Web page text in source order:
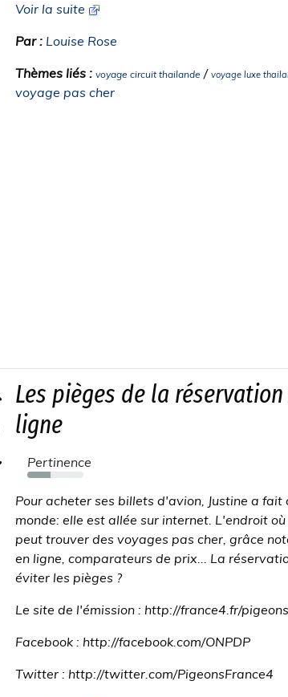
Voir la suite
Par : Louise Rose
Thèmes liés : voyage circuit thailande / voyage luxe
voyage pas cher
Les pièges de la
ligne
Pertinence
41%
Pour acheter ses billets d'avion, Justine a fait
monde: elle est allée sur internet. L'endroit
peut trouver des voyages pas cher, grâce
en ligne, comparateurs de prix... La
éviter les pièges ?
Le site de l'émission : http://france4.fr/pigeons
Facebook : http://facebook.com/ONPDP
Twitter : http://twitter.com/PigeonsFrance4